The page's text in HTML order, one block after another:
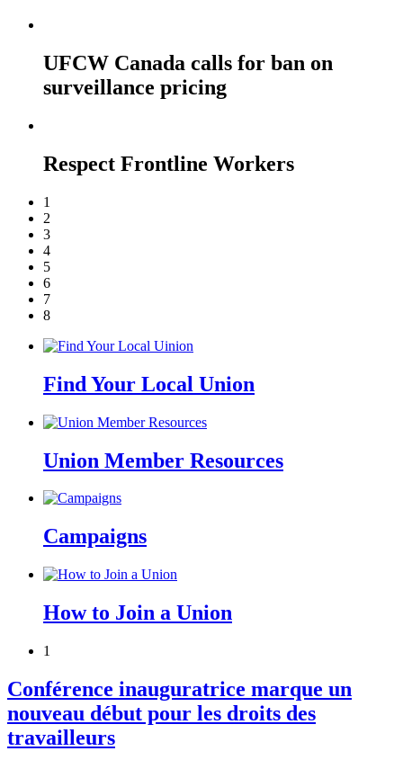
UFCW Canada calls for ban on
surveillance pricing
Respect Frontline Workers
1
2
3
4
5
6
7
8
Find Your Local Union
Union Member Resources
Campaigns
How to Join a Union
1
Conférence inauguratrice marque un
nouveau début pour les droits des
travailleurs